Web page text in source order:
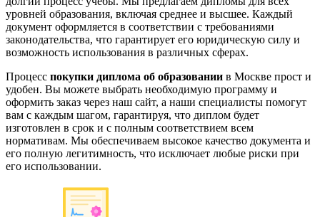
уровней образования, включая среднее и высшее. Каждый
документ оформляется в соответствии с требованиями
законодательства, что гарантирует его юридическую силу и
возможность использования в различных сферах.
Процесс покупки диплома об образовании в Москве прост и
удобен. Вы можете выбрать необходимую программу и
оформить заказ через наш сайт, а наши специалисты помогут
вам с каждым шагом, гарантируя, что диплом будет
изготовлен в срок и с полным соответствием всем
нормативам. Мы обеспечиваем высокое качество документа и
его полную легитимность, что исключает любые риски при
его использовании.